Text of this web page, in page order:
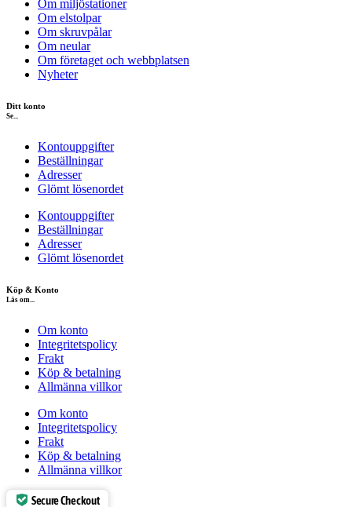
Om miljöstationer
Om elstolpar
Om skruvpålar
Om neular
Om företaget och webbplatsen
Nyheter
Ditt konto
Se...
Kontouppgifter
Beställningar
Adresser
Glömt lösenordet
Kontouppgifter
Beställningar
Adresser
Glömt lösenordet
Köp & Konto
Läs om...
Om konto
Integritetspolicy
Frakt
Köp & betalning
Allmänna villkor
Om konto
Integritetspolicy
Frakt
Köp & betalning
Allmänna villkor
Secure Checkout